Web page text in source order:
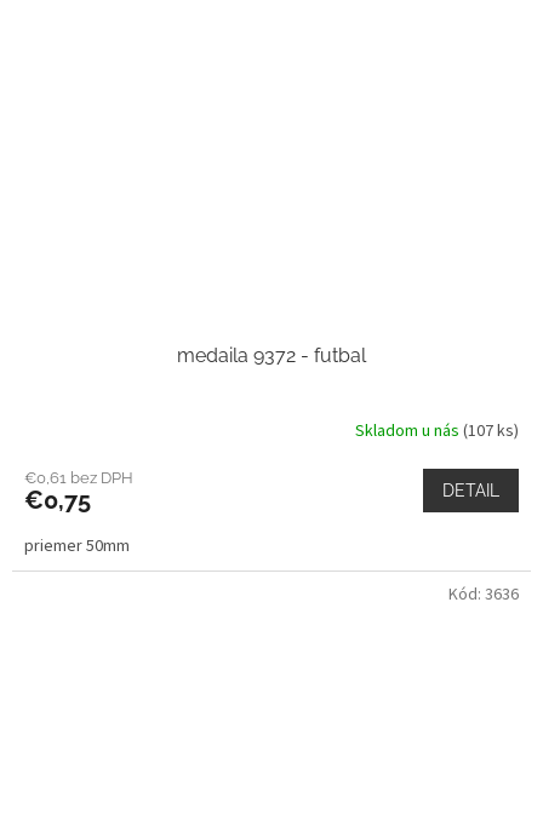
medaila 9372 - futbal
Skladom u nás (107 ks)
€0,61 bez DPH
€0,75 DETAIL
priemer 50mm
Kód: 3636